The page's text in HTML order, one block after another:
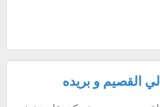
القصيم و بريده